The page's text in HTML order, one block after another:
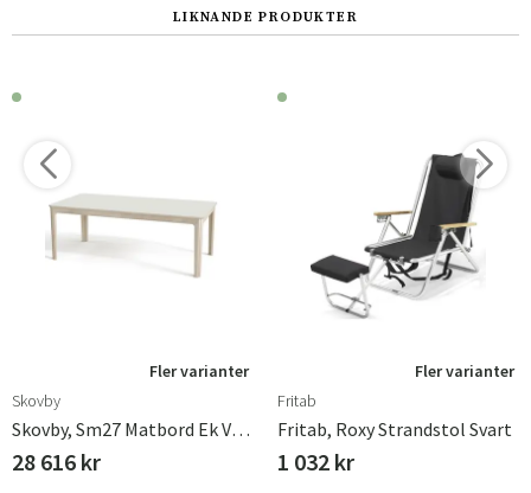
LIKNANDE PRODUKTER
Fler varianter
Skovby
Skovby, Sm27 Matbord Ek Vitolja/Vit Laminat
28 616 kr
Fler varianter
Fritab
Fritab, Roxy Strandstol Svart
1 032 kr